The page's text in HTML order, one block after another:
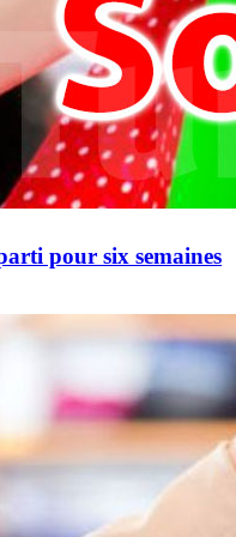
pour six semaines